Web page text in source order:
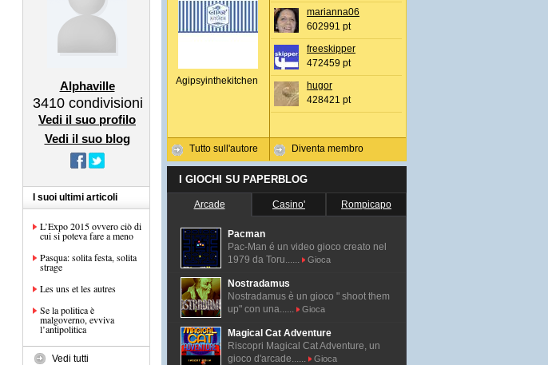
Alphaville
3410 condivisioni
Vedi il suo profilo
Vedi il suo blog
I suoi ultimi articoli
L’Expo 2015 ovvero ciò di
cui si poteva fare a meno
Pasqua: solita festa, solita
strage
Les uns et les autres
Se la politica è
malgoverno, evviva
l’antipolitica
Vedi tutti
Agipsyinthekitchen
Tutto sull'autore
marianna06
602991 pt
freeskipper
472459 pt
hugor
428421 pt
Diventa membro
I GIOCHI SU PAPERBLOG
Arcade Casino' Rompicapo
Pacman
Pac-Man é un video gioco creato nel
1979 da Toru......
Gioca
Nostradamus
Nostradamus è un gioco " shoot them
up" con una......
Gioca
Magical Cat Adventure
Riscopri Magical Cat Adventure, un
gioco d'arcade......
Gioca